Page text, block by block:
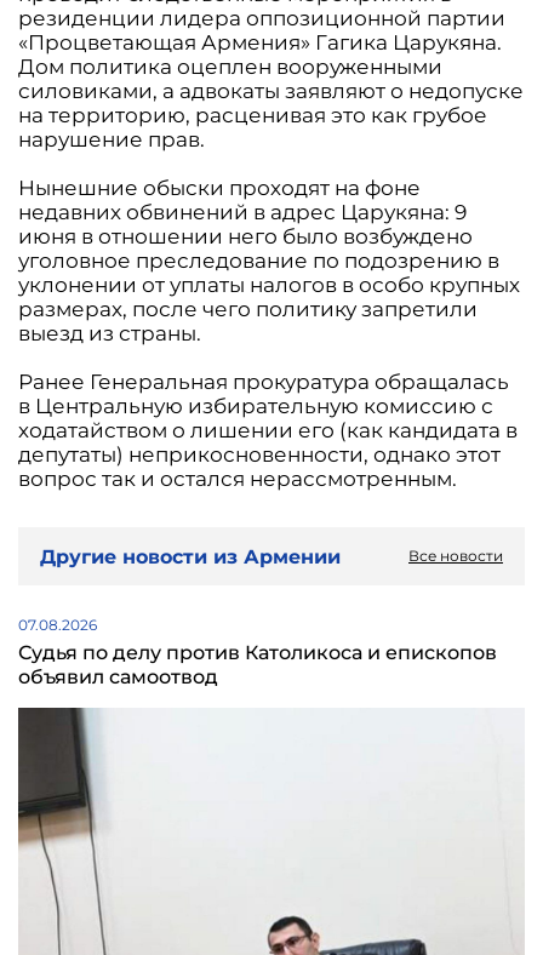
резиденции лидера оппозиционной партии
«Процветающая Армения» Гагика Царукяна.
Дом политика оцеплен вооруженными
силовиками, а адвокаты заявляют о недопуске
на территорию, расценивая это как грубое
нарушение прав.
Нынешние обыски проходят на фоне
недавних обвинений в адрес Царукяна: 9
июня в отношении него было возбуждено
уголовное преследование по подозрению в
уклонении от уплаты налогов в особо крупных
размерах, после чего политику запретили
выезд из страны.
Ранее Генеральная прокуратура обращалась
в Центральную избирательную комиссию с
ходатайством о лишении его (как кандидата в
депутаты) неприкосновенности, однако этот
вопрос так и остался нерассмотренным.
Другие новости из Армении Все новости
07.08.2026
Судья по делу против Католикоса и епископов
объявил самоотвод